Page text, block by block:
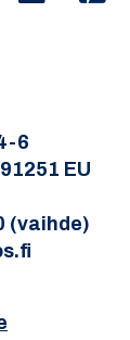
6
EU
(vaihde)